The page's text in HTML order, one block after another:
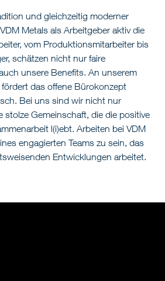
und gleichzeitig moderner
Metals als Arbeitgeber aktiv die
vom Produktionsmitarbeiter bis
schätzen nicht nur faire
unsere Benefits. An unserem
das offene Bürokonzept
Bei uns sind wir nicht nur
stolze Gemeinschaft, die die positive
l(i)ebt. Arbeiten bei VDM
engagierten Teams zu sein, das
Entwicklungen arbeitet.